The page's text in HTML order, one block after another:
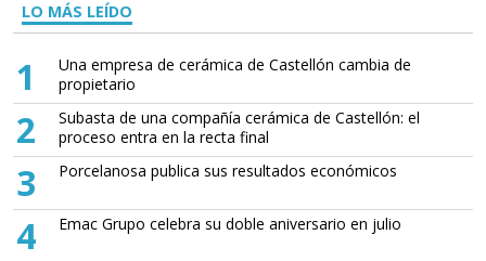
LO MÁS LEÍDO
1
Una empresa de cerámica de Castellón cambia de
propietario
2
Subasta de una compañía cerámica de Castellón: el
proceso entra en la recta final
3 Porcelanosa publica sus resultados económicos
4 Emac Grupo celebra su doble aniversario en julio